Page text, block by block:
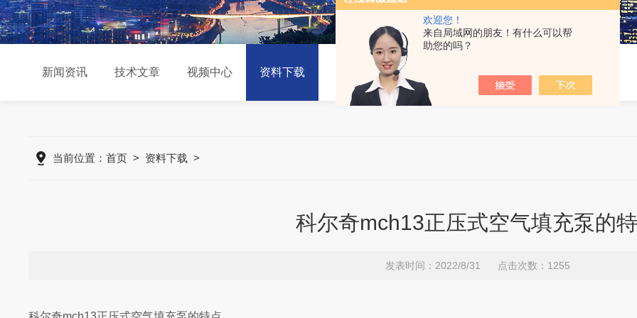
欢迎您！
来自局域网的朋友！有什么可以帮
助您的吗？
新闻资讯 技术文章 视频中心 资料下载
当前位置：首页 > 资料下载 >
科尔奇mch13正压式空气填充泵的
发表时间：2022/8/31 点击次数：1255